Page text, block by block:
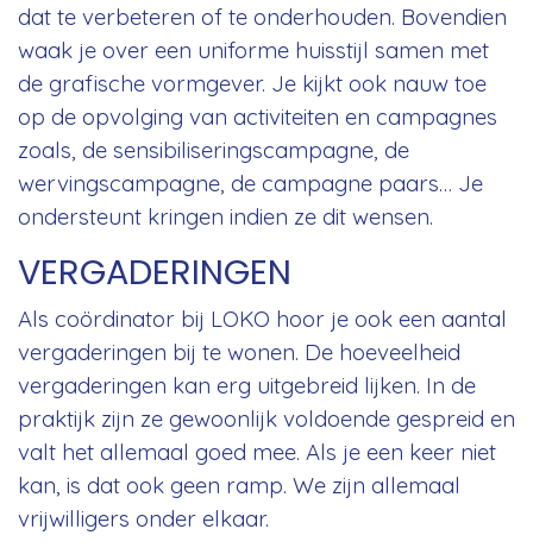
dat te verbeteren of te onderhouden. Bovendien
waak je over een uniforme huisstijl samen met
de grafische vormgever. Je kijkt ook nauw toe
op de opvolging van activiteiten en campagnes
zoals, de sensibiliseringscampagne, de
wervingscampagne, de campagne paars… Je
ondersteunt kringen indien ze dit wensen.
VERGADERINGEN
Als coördinator bij LOKO hoor je ook een aantal
vergaderingen bij te wonen. De hoeveelheid
vergaderingen kan erg uitgebreid lijken. In de
praktijk zijn ze gewoonlijk voldoende gespreid en
valt het allemaal goed mee. Als je een keer niet
kan, is dat ook geen ramp. We zijn allemaal
vrijwilligers onder elkaar.